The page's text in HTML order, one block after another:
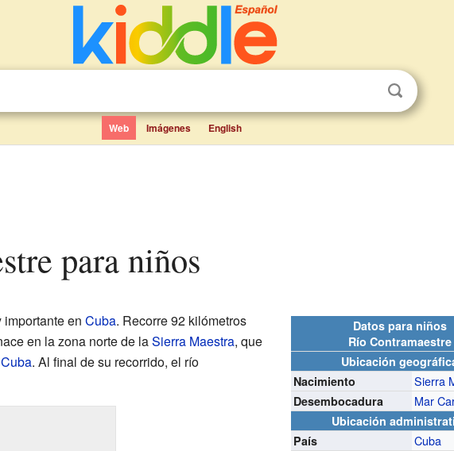
Web Imágenes English
para niños
Datos para niños
Río Contramaestre
Ubicación
Nacimiento
Sierra
Desembocadura Mar
Ubicación
País
Cuba
en Cuba. Recorre 92 kilómetros
en la zona norte de laSierra Maestra, que
. Al final de su recorrido, el río